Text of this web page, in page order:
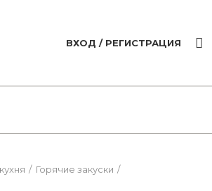
ВХОД / РЕГИСТРАЦИЯ
Горячие закуски